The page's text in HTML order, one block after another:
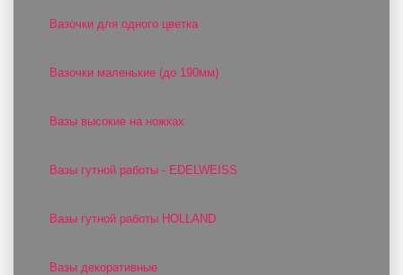
Вазочки для одного цветка
Вазочки маленькие (до 190мм)
Вазы высокие на ножках
Вазы гутной работы - EDELWEISS
Вазы гутной работы HOLLAND
Вазы декоративные